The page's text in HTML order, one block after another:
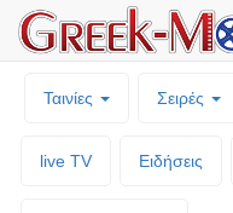
Ταινίες Σειρές
live TV Ειδήσεις